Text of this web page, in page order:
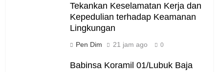
Tekankan Keselamatan Kerja dan
Kepedulian terhadap Keamanan
Lingkungan
Pen Dim 21 jam ago 0
Babinsa Koramil 01/Lubuk Baja